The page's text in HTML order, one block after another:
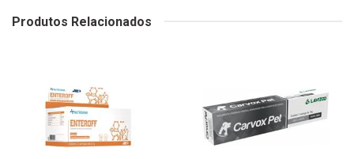
Produtos Relacionados